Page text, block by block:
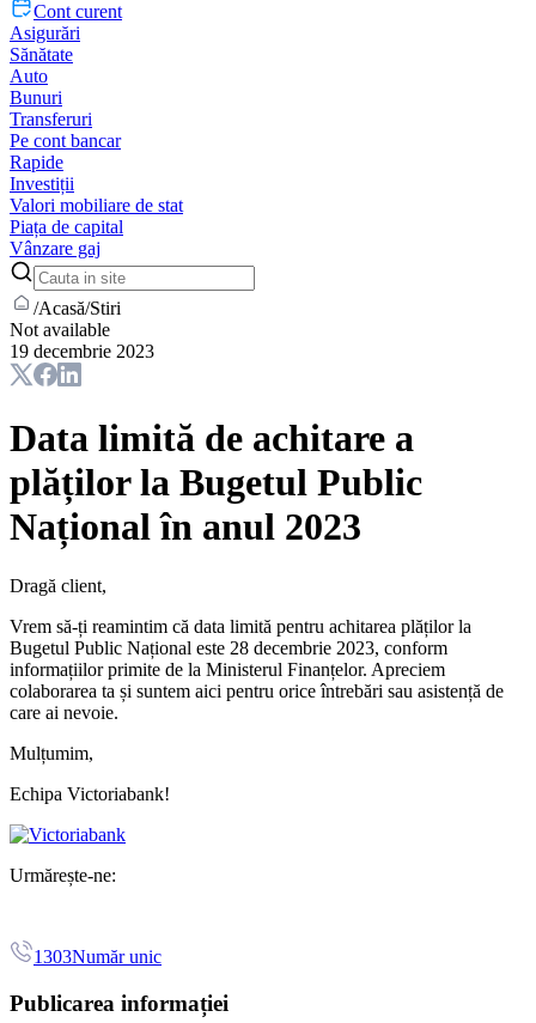
Cont curent
Asigurări
Sănătate
Auto
Bunuri
Transferuri
Pe cont bancar
Rapide
Investiții
Valori mobiliare de stat
Piața de capital
Vânzare gaj
/Acasă/Stiri
Not available
19 decembrie 2023
Data limită de achitare a
plăților la Bugetul Public
Național în anul 2023
Dragă client,
Vrem să-ți reamintim că data limită pentru achitarea plăților la
Bugetul Public Național este 28 decembrie 2023, conform
informațiilor primite de la Ministerul Finanțelor. Apreciem
colaborarea ta și suntem aici pentru orice întrebări sau asistență de
care ai nevoie.
Mulțumim,
Echipa Victoriabank!
Urmărește-ne:
1303Număr unic
Publicarea informației